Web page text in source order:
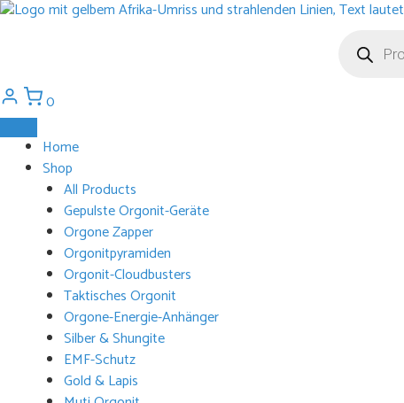
Zum
search
0
Home
Shop
All Products
Gepulste Orgonit-Geräte
Orgone Zapper
Orgonitpyramiden
Orgonit-Cloudbusters
Taktisches Orgonit
Orgone-Energie-Anhänger
Silber & Shungite
EMF-Schutz
Gold & Lapis